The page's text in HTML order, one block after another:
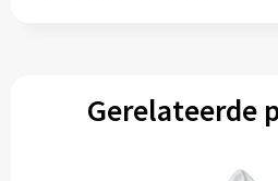
Gerelateerde